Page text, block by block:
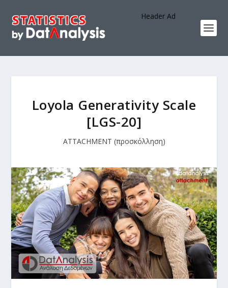
Header Ad
Loyola Generativity Scale
[LGS-20]
ATTACHMENT (προσκόλληση)